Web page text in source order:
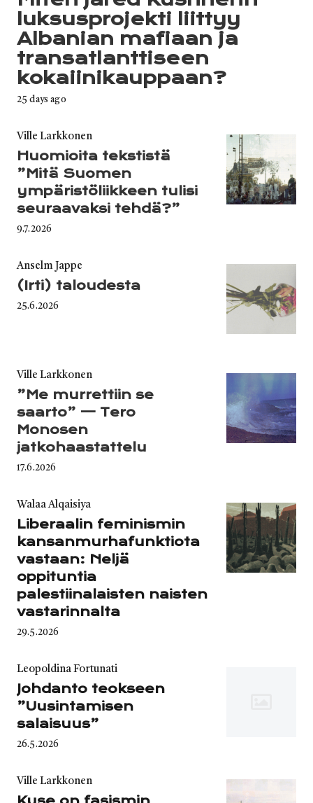
luksusprojekti liittyy
Albanian mafiaan ja
transatlanttiseen
kokaiinikauppaan?
Published
25 days ago
Category
Ville Larkkonen
Huomioita tekstistä
”Mitä Suomen
ympäristöliikkeen tulisi
seuraavaksi tehdä?”
Published
9.7.2026
Category
Anselm Jappe
(Irti) taloudesta
Published
25.6.2026
Category
Ville Larkkonen
”Me murrettiin se
saarto” — Tero
Monosen
jatkohaastattelu
Published
17.6.2026
Category
Walaa Alqaisiya
Liberaalin feminismin
kansanmurhafunktiota
vastaan: Neljä
oppituntia
palestiinalaisten naisten
vastarinnalta
Published
29.5.2026
Category
Leopoldina Fortunati
Johdanto teokseen
”Uusintamisen
salaisuus”
Published
26.5.2026
Category
Ville Larkkonen